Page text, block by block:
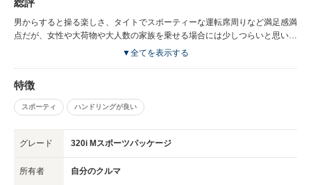
男からすると操る楽しさ、タイトでスポーティーな運転席周りなど満足感満
点だが、女性や大荷物や大人数の家族を乗せる場合には少しつらいと思いま
▼全てを表示する
特徴
スポーティ ハンドリングが良い
グレード 320i Mスポーツパッケージ
所有者 自分のクルマ